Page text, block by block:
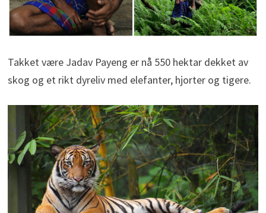
Takket være Jadav Payeng er nå 550 hektar dekket av
skog og et rikt dyreliv med elefanter, hjorter og tigere.